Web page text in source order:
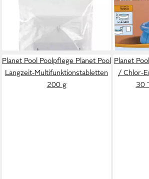
Größe B 144 x H 120 mm (1
14,95 €
lieferbar - in 3-4 Werktagen bei dir
and Fun
21,99 €
(39,98 €/
lieferbar -
Planet Pool Poolpflege Planet Pool
Langzeit-Multifunktionstabletten
200 g
Planet
/ Chlor-
30